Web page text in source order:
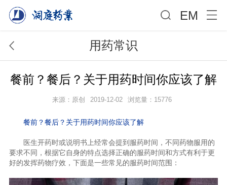
EM
用药常识
餐前？餐后？关于用药时间你应该了解
来源：原创 2019-12-02 浏览量：15776
餐前？餐后？关于用药时间你应该了解
医生开药时或说明书上经常会提到服药时间，不同药物服用的
要求不同，根据它自身的特点选择正确的服药时间和方式有利于更
好的发挥药物疗效，下面是一些常见的服药时间范围：